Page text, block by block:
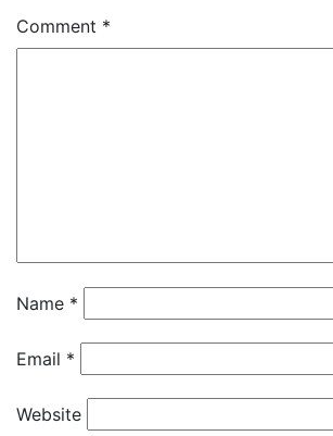
Comment *
Name *
Email *
Website